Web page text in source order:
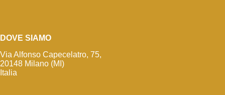
DOVE SIAMO
Via Alfonso Capecelatro, 75,
20148 Milano (MI)
Italia